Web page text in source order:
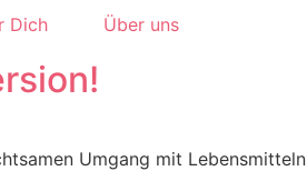
Dich Über uns
Umgang mit Lebensmitteln